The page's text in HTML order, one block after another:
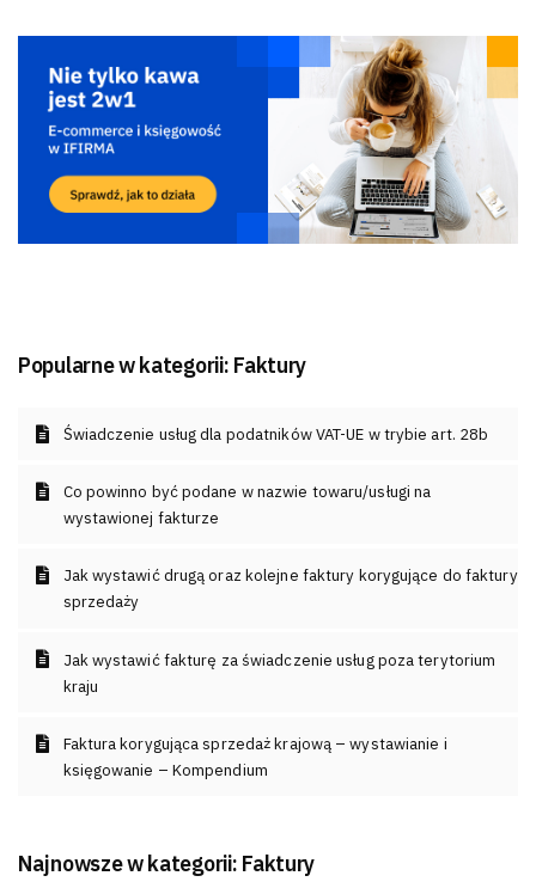
Popularne w kategorii: Faktury
Świadczenie usług dla podatników VAT-UE w trybie art. 28b
Co powinno być podane w nazwie towaru/usługi na
wystawionej fakturze
Jak wystawić drugą oraz kolejne faktury korygujące do faktury
sprzedaży
Jak wystawić fakturę za świadczenie usług poza terytorium
kraju
Faktura korygująca sprzedaż krajową – wystawianie i
księgowanie – Kompendium
Najnowsze w kategorii: Faktury